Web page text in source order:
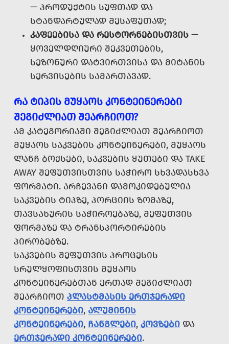
— ᲞᲠᲝᲓᲣᲥᲢᲘᲡ ᲡᲣᲤᲗᲐᲓ ᲓᲐ
ᲡᲢᲐᲜᲓᲐᲠᲢᲣᲚᲐᲓ ᲨᲔᲡᲐᲤᲣᲗᲐᲓ;
ᲙᲐᲤᲔᲔᲑᲘᲡᲐ ᲓᲐ ᲠᲔᲡᲢᲝᲠᲜᲔᲑᲘᲡᲗᲕᲘᲡ —
ᲧᲝᲕᲔᲚᲓᲦᲘᲣᲠᲘ ᲨᲔᲙᲕᲔᲗᲔᲑᲘᲡ,
ᲡᲔᲖᲝᲜᲣᲠᲘ ᲓᲐᲢᲕᲘᲠᲗᲕᲘᲡᲐ ᲓᲐ ᲛᲘᲢᲐᲜᲘᲡ
ᲡᲔᲠᲕᲘᲡᲔᲑᲘᲡ ᲡᲐᲛᲐᲠᲗᲐᲕᲐᲓ.
ᲠᲐ ᲢᲘᲞᲘᲡ ᲛᲣᲧᲐᲝᲡ ᲙᲝᲜᲢᲔᲘᲜᲔᲠᲔᲑᲘ
ᲨᲔᲒᲘᲫᲚᲘᲐᲗ ᲨᲔᲐᲠᲩᲘᲝᲗ?
ᲐᲛ ᲙᲐᲢᲔᲒᲝᲠᲘᲐᲨᲘ ᲨᲔᲒᲘᲫᲚᲘᲐᲗ ᲨᲔᲐᲠᲩᲘᲝᲗ
ᲛᲣᲧᲐᲝᲡ ᲡᲐᲙᲕᲔᲑᲘᲡ ᲙᲝᲜᲢᲔᲘᲜᲔᲠᲔᲑᲘ, ᲛᲣᲧᲐᲝᲡ
ᲚᲐᲜᲩ ᲑᲝᲥᲡᲔᲑᲘ, ᲡᲐᲙᲕᲔᲑᲘᲡ ᲧᲣᲗᲔᲑᲘ ᲓᲐ TAKE
AWAY ᲨᲔᲤᲣᲗᲕᲘᲡᲗᲕᲘᲡ ᲡᲐᲭᲘᲠᲝ ᲡᲮᲕᲐᲓᲐᲡᲮᲕᲐ
ᲤᲝᲠᲛᲐᲢᲘ. ᲐᲠᲩᲔᲕᲐᲜᲘ ᲓᲐᲛᲝᲙᲘᲓᲔᲑᲣᲚᲘᲐ
ᲡᲐᲙᲕᲔᲑᲘᲡ ᲢᲘᲞᲖᲔ, ᲞᲝᲠᲪᲘᲘᲡ ᲖᲝᲛᲐᲖᲔ,
ᲗᲐᲕᲡᲐᲮᲣᲠᲘᲡ ᲡᲐᲭᲘᲠᲝᲔᲑᲐᲖᲔ, ᲨᲔᲤᲣᲗᲕᲘᲡ
ᲤᲝᲠᲛᲐᲖᲔ ᲓᲐ ᲢᲠᲐᲜᲡᲞᲝᲠᲢᲘᲠᲔᲑᲘᲡ
ᲞᲘᲠᲝᲑᲔᲑᲖᲔ.
ᲡᲐᲙᲕᲔᲑᲘᲡ ᲨᲔᲤᲣᲗᲕᲘᲡ ᲞᲠᲝᲪᲔᲡᲘᲡ
ᲡᲠᲣᲚᲧᲝᲤᲘᲡᲗᲕᲘᲡ ᲛᲣᲧᲐᲝᲡ
ᲙᲝᲜᲢᲔᲘᲜᲔᲠᲔᲑᲗᲐᲜ ᲔᲠᲗᲐᲓ ᲨᲔᲒᲘᲫᲚᲘᲐᲗ
ᲨᲔᲐᲠᲩᲘᲝᲗ ᲞᲚᲐᲡᲢᲛᲐᲡᲘᲡ ᲔᲠᲗᲯᲔᲠᲐᲓᲘ
ᲙᲝᲜᲢᲔᲘᲜᲔᲠᲔᲑᲘ, ᲐᲚᲣᲛᲘᲜᲘᲡ
ᲙᲝᲜᲢᲔᲘᲜᲔᲠᲔᲑᲘ, ᲩᲐᲜᲒᲚᲔᲑᲘ, ᲙᲝᲕᲖᲔᲑᲘ ᲓᲐ
ᲔᲠᲗᲯᲔᲠᲐᲓᲘ ᲙᲝᲜᲢᲔᲘᲜᲔᲠᲔᲑᲘ.